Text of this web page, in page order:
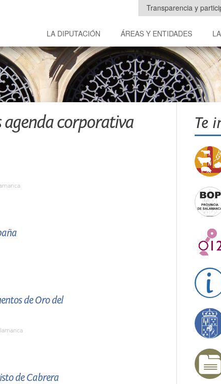
Transparencia y
LA DIPUTACIÓN ÁREAS Y ENTIDADES
corporativa
de Oro del
de Cabrera
Te